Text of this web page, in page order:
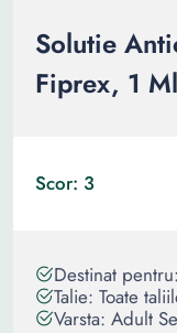
Solutie
Fiprex, 1 Ml
Scor: 3
Destinat
Talie: Toate
Varsta: Adult